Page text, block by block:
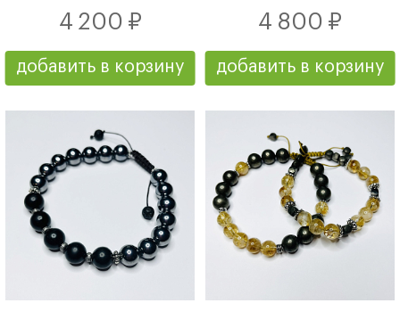
4 200 ₽
добавить в корзину
4 800 ₽
добавить в корзину